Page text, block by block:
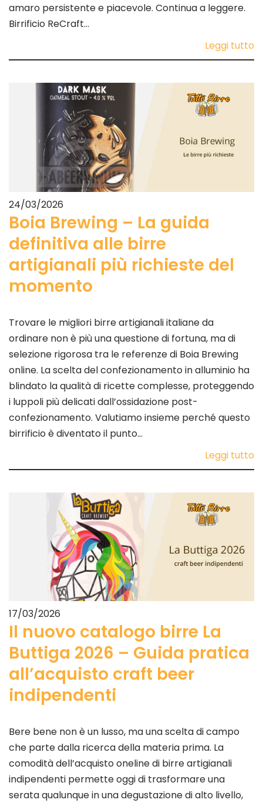
amaro persistente e piacevole. Continua a leggere.
Birrificio ReCraft…
Leggi tutto
24/03/2026
Boia Brewing – La guida
definitiva alle birre
artigianali più richieste del
momento
Trovare le migliori birre artigianali italiane da
ordinare non è più una questione di fortuna, ma di
selezione rigorosa tra le referenze di Boia Brewing
online. La scelta del confezionamento in alluminio ha
blindato la qualità di ricette complesse, proteggendo
i luppoli più delicati dall’ossidazione post-
confezionamento. Valutiamo insieme perché questo
birrificio è diventato il punto…
Leggi tutto
17/03/2026
Il nuovo catalogo birre La
Buttiga 2026 – Guida pratica
all’acquisto craft beer
indipendenti
Bere bene non è un lusso, ma una scelta di campo
che parte dalla ricerca della materia prima. La
comodità dell’acquisto oneline di birre artigianali
indipendenti permette oggi di trasformare una
serata qualunque in una degustazione di alto livello,